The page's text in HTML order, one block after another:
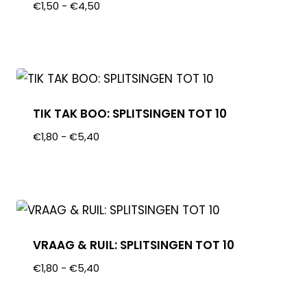
€1,50 - €4,50
TIK TAK BOO: SPLITSINGEN TOT 10
€1,80 - €5,40
VRAAG & RUIL: SPLITSINGEN TOT 10
€1,80 - €5,40